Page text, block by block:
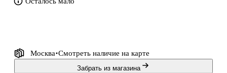
Москва Смотреть наличие на карте
Забрать из магазина